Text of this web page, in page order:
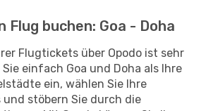
Flug buchen: Goa - Doha
Flugtickets über Opodo ist sehr
einfach Goa und Doha als Ihre
ein, wählen Sie Ihre
und stöbern Sie durch die